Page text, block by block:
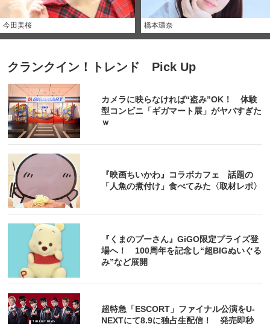
今田美桜 橋本環奈
クランクイン！トレンド Pick Up
カメラに映らなければ“盗み”OK！ 体験
型コンビニ「ギガマート展」がヤバすぎた
ｗ
『映画ちいかわ』コラボカフェ 話題の
「人魚の煮付け」食べてみた〈取材レポ〉
『くまのプーさん』GiGO限定プライズ登
場へ！ 100周年を記念し“超BIGぬいぐる
み”など展開
超特急「ESCORT」ファイナル公演をU-
NEXTにて8.9に独占生配信！ 発売即秒